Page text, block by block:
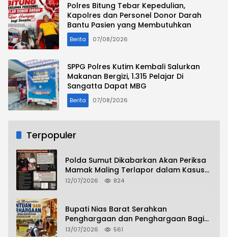
Polres Bitung Tebar Kepedulian,
Kapolres dan Personel Donor Darah
Bantu Pasien yang Membutuhkan
Berita 07/08/2026
SPPG Polres Kutim Kembali Salurkan
Makanan Bergizi, 1.315 Pelajar Di
Sangatta Dapat MBG
Berita 07/08/2026
Terpopuler
Polda Sumut Dikabarkan Akan Periksa
Mamak Maling Terlapor dalam Kasus
Dugaan Penipuan Bermodus Surat
12/07/2026 824
Bupati Nias Barat Serahkan
Penghargaan dan Penghargaan Bagi
Siswa Berprestasi Pada Pembukaan TA
13/07/2026 561